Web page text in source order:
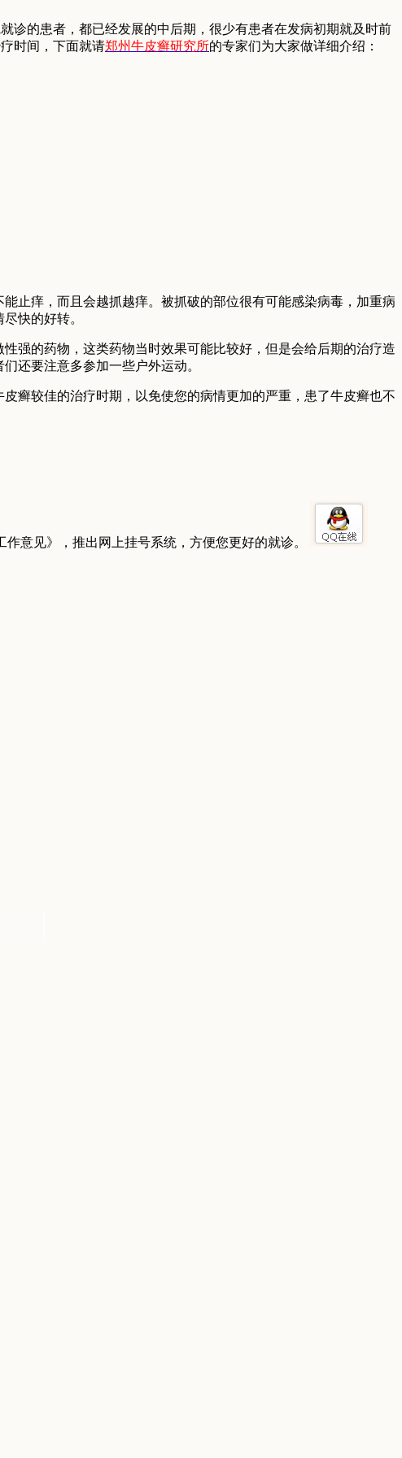
诊的患者，都已经发展的中后期，很少有患者在发病初期就及时前
时间，下面就请郑州牛皮癣研究所的专家们为大家做详细介绍：
止痒，而且会越抓越痒。被抓破的部位很有可能感染病毒，加重病
快的好转。
强的药物，这类药物当时效果可能比较好，但是会给后期的治疗造
还要注意多参加一些户外运动。
癣较佳的治疗时期，以免使您的病情更加的严重，患了牛皮癣也不
意见》，推出网上挂号系统，方便您更好的就诊。